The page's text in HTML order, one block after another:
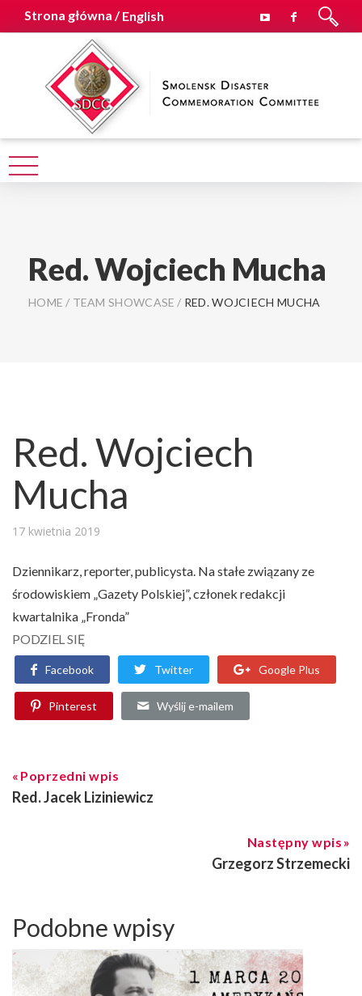
Strona główna /English
Red. Wojciech Mucha
HOME / TEAM SHOWCASE / RED. WOJCIECH MUCHA
Red. Wojciech
Mucha
17 kwietnia 2019
Dziennikarz, reporter, publicysta. Na stałe związany ze
środowiskiem „Gazety Polskiej”, członek redakcji
kwartalnika „Fronda”
PODZIEL SIĘ
Facebook Twitter Google Plus
Pinterest Wyślij e-mailem
Poprzedni wpis
Red. Jacek Liziniewicz
Następny wpis
Grzegorz Strzemecki
Podobne wpisy